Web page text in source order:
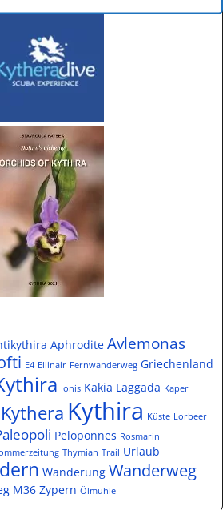
Aphrodite Avlemonas
E4 Ellinair Fernwanderweg Griechenland
Ionis Kakia Laggada Kaper
Kythera Kythira Küste Lorbeer
Peloponnes Rosmarin
Thymian Trail Urlaub
Wanderung Wanderweg
M36 Zypern Ölmühle